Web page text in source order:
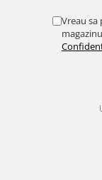
Vreau